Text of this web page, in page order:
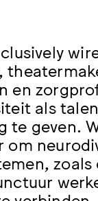
en
als
te geven.
om